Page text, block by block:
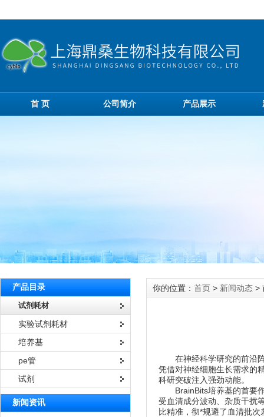
首 页 公司简介 产品展示
产品目录
试剂耗材
实验试剂耗材
培养基
pe管
试剂
新闻资讯
你的位置： 首页 > 新闻动态 >
在神经科学研究的前沿阵
凭借对神经细胞生长需求的
科研突破注入强劲动能。
BrainBits培养基的首要
受血清成分波动、杂质干扰
比精准，彻*规避了血清批